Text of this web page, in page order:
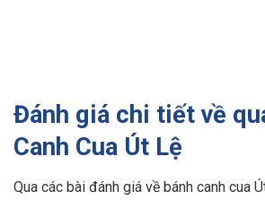
Đánh giá chi tiết về
Canh Cua Út Lệ
Qua các bài đánh giá về bánh canh cua